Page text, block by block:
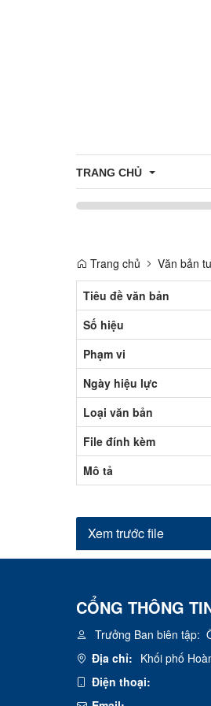
TRANG CHỦ
Trang chủ
Văn bản
Tiêu đề văn bản
Số hiệu
Phạm vi
Ngày hiệu lực
Loại văn bản
File đính kèm
Mô tả
Xem trước file
CỔNG THÔNG
Trưởng Ban biên tập:
Địa chỉ: Khối phố
Điện thoại: